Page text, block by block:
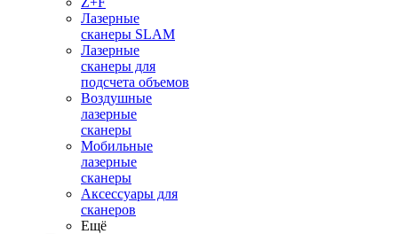
Лазерные
сканеры SLAM
Лазерные
сканеры для
подсчета объемов
Воздушные
лазерные
сканеры
Мобильные
лазерные
сканеры
Аксессуары для
сканеров
Ещё